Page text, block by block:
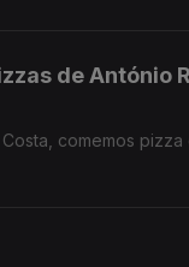
de António
comemos